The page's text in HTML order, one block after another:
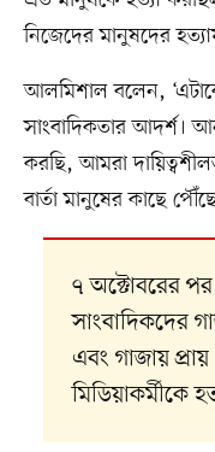
নিজেদের মানুষদের
আলমিশাল বলেন,
সাংবাদিকতার আদর্শ।
করছি, আমরা
বার্তা মানুষের কাছে
৭ অক্টোবরের
সাংবাদিকদের
এবং গাজায়
মিডিয়াকর্মীকে